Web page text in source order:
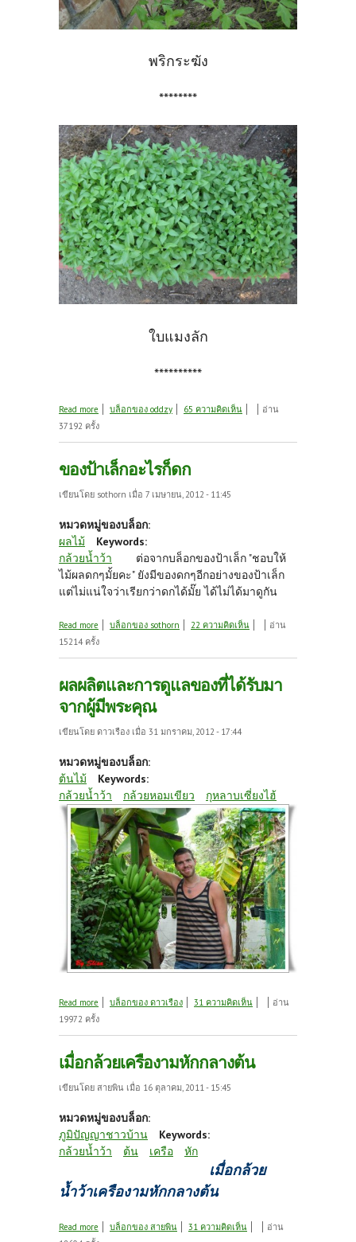
พริกระฆัง
********
ใบแมงลัก
**********
Read more about สวนผักหน้าแล้ง
บล็อกของ oddzy 65 ความคิดเห็น
อ่าน
37192 ครั้ง
ของป้าเล็กอะไรก็ดก
เขียนโดย sothorn เมื่อ 7 เมษายน, 2012 - 11:45
หมวดหมู่ของบล็อก:
ผลไม้
Keywords:
กล้วยน้ำว้า
ต่อจากบล็อกของป้าเล็ก "ชอบให้
ไม้ผลดกๆมั้ยคะ" ยังมีของดกๆอีกอย่างของป้าเล็ก
แต่ไม่แน่ใจว่าเรียกว่าดกได้มั๊ย ได้ไม่ได้มาดูกัน
Read more about ของป้าเล็กอะไรก็ดก
บล็อกของ sothorn 22 ความคิดเห็น
อ่าน
15214 ครั้ง
ผลผลิตและการดูแลของที่ได้รับมา
จากผู้มีพระคุณ
เขียนโดย ดาวเรือง เมื่อ 31 มกราคม, 2012 - 17:44
หมวดหมู่ของบล็อก:
ต้นไม้
Keywords:
กล้วยน้ำว้า
กล้วยหอมเขียว กุหลาบเซี่ยงไฮ้
Read more about ผลผลิตและการดูแลของที่ได้รับมาจากผู้มี
บล็อกของ ดาวเรือง 31 ความคิดเห็น
อ่าน
19972 ครั้ง
เมื่อกล้วยเครืองามหักกลางต้น
เขียนโดย สายพิน เมื่อ 16 ตุลาคม, 2011 - 15:45
หมวดหมู่ของบล็อก:
ภูมิปัญญาชาวบ้าน
Keywords:
กล้วยน้ำว้า
ต้น เครือ หัก
เมื่อกล้วย
น้ำว้าเครืองามหักกลางต้น
Read more about เมื่อกล้วยเครืองามหักกลางต้น
บล็อกของ สายพิน 31 ความคิดเห็น
อ่าน